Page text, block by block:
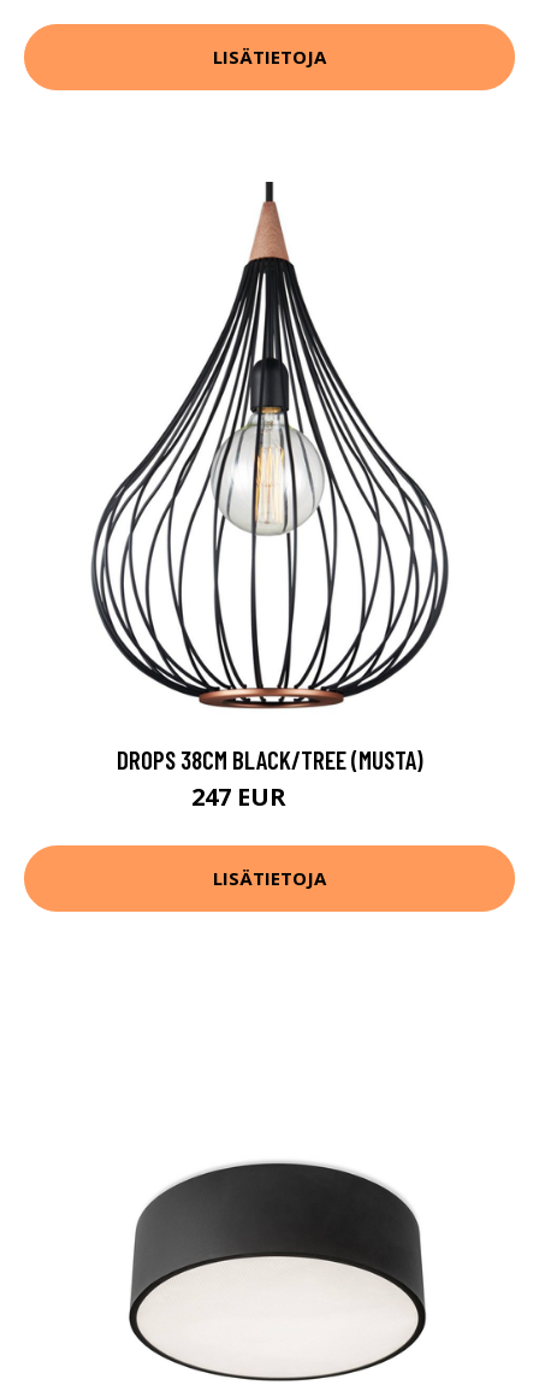
LISÄTIETOJA
DROPS 38CM BLACK/TREE (MUSTA)
247 EUR
LISÄTIETOJA